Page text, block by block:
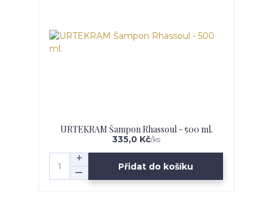
URTEKRAM Šampon Rhassoul - 500 ml.
335,0 Kč/ks
Přidat do košíku